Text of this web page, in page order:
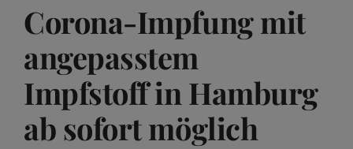
Corona-Impfung mit
angepasstem
Impfstoff in Hamburg
ab sofort möglich